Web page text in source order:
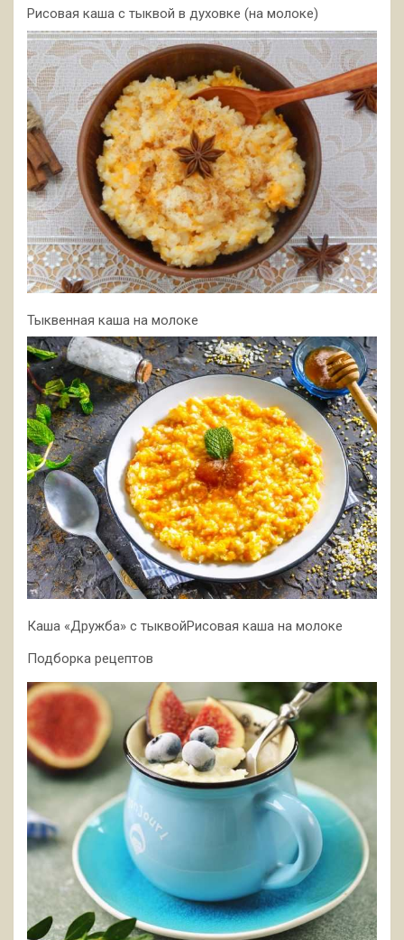
Рисовая каша с тыквой в духовке (на молоке)
Тыквенная каша на молоке
Каша «Дружба» с тыквойРисовая каша на молоке
Подборка рецептов